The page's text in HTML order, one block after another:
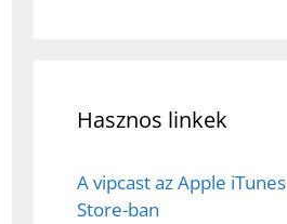
Hasznos linkek
A vipcast az Apple iTunes
Store-ban